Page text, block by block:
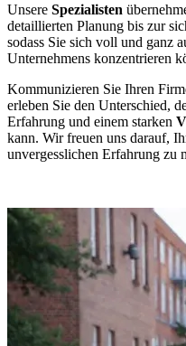
Unsere Spezialisten
detaillierten Planung bis zur
sodass Sie sich voll und ganz
Unternehmens konzentrieren
Kommunizieren Sie Ihren
erleben Sie den Unterschied,
Erfahrung und einem starken
kann. Wir freuen uns darauf,
unvergesslichen Erfahrung zu